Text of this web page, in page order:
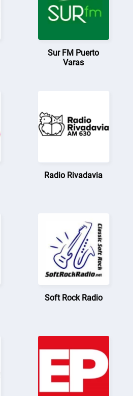
Sur FM Puerto
Varas
Radio Rivadavia
Soft Rock Radio